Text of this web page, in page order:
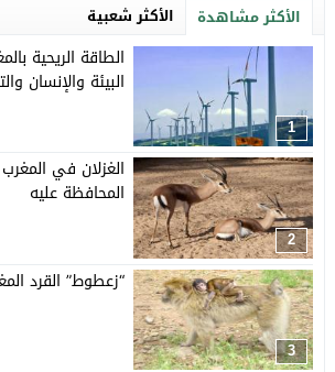
الأكثر مشاهدة الأكثر شعبية
1
الطاقة الريحية
البيئة والإنسان
2
الغزلان في
المحافظة عليه
3
“زعطوط” القرد المغربي